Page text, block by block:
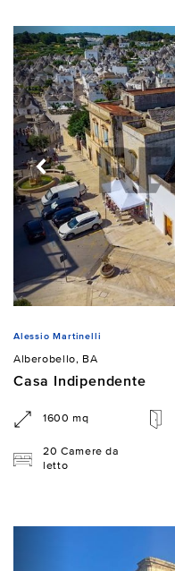
Alessio Martinelli
Alberobello, BA
Casa Indipendente
1600 mq
20 Camere da
letto